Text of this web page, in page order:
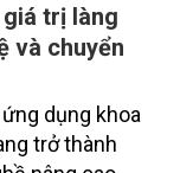
giá trị làng
và chuyển
dụng khoa
trở thành